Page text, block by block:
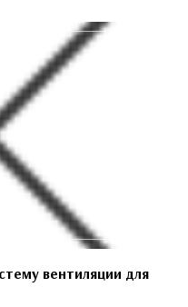
вентиляции для